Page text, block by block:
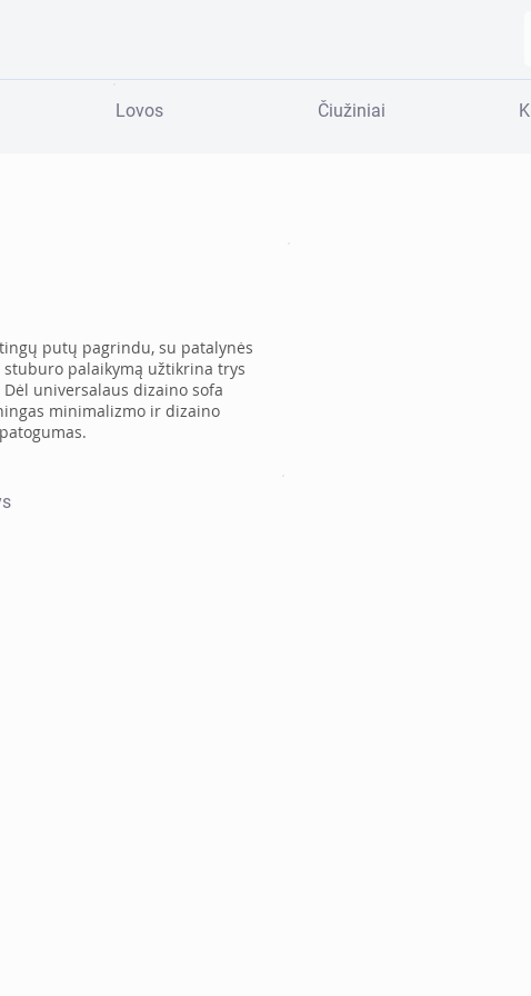
Lovos Čiužiniai
putų pagrindu, su patalynės
palaikymą užtikrina trys
universalaus dizaino sofa
minimalizmo ir dizaino